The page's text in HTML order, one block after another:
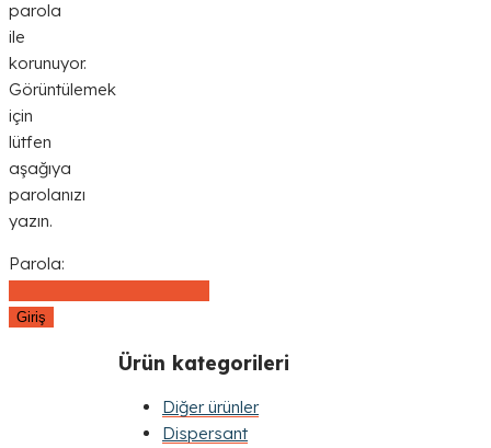
parola
ile
korunuyor.
Görüntülemek
için
lütfen
aşağıya
parolanızı
yazın.
Parola:
Ürün kategorileri
Diğer ürünler
Dispersant